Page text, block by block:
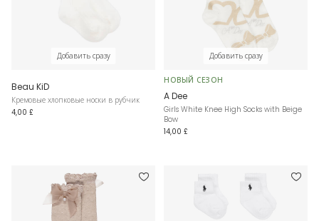
Добавить сразу
Beau KiD
Кремовые хлопковые носки в рубчик
4,00 £
Добавить сразу
НОВЫЙ СЕЗОН
A Dee
Girls White Knee High Socks with Beige
Bow
14,00 £